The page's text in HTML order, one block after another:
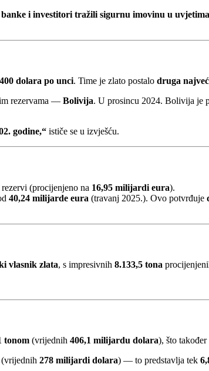
i investitori tražili sigurnu imovinu u
dolara po unci. Time je zlato postalo druga
rezervama — Bolivija. U prosincu 2024. Bolivija je
godine,“ ističe se u izvješću.
(procijenjeno na 16,95 milijardi eura).
40,24 milijarde eura (travanj 2025.). Ovo potvrđuje
vlasnik zlata, s impresivnih 8.133,5 tona
tonom (vrijednih 406,1 milijardu dolara), što
(vrijednih 278 milijardi dolara) — to predstavlja tek